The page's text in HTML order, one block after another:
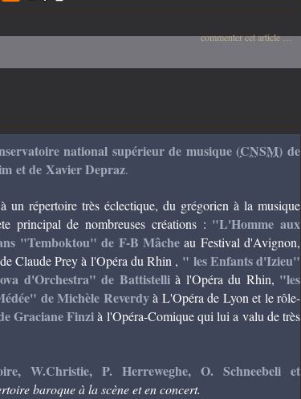
commenter cet article…
national supérieur de musique (CNSM) de
et de Xavier Depraz.
un répertoire très éclectique,du grégorien à la musique
principal de nombreuses créations : "L'Homme aux
"Temboktou" de F-B Mâcheau Festival d'Avignon,
Claude Prey à l'Opéra du Rhin , " les Enfants d'Izieu"
d'Orchestra" de Battistellià l'Opéra du Rhin, "les
de Michèle Reverdyà L'Opéra de Lyon et le rôle-
Graciane Finzià l'Opéra-Comique qui lui a valu de très
W.Christie, P. Herreweghe, O. Schneebeli et
baroque à la scène et en concert.